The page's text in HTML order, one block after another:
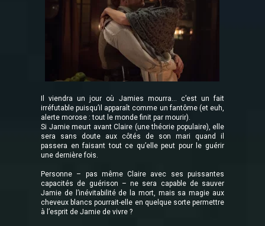
Il viendra un jour où Jamies mourra... c’est un fait
irréfutable puisqu’il apparaît comme un fantôme (et euh,
alerte morose : tout le monde finit par mourir).
Si Jamie meurt avant Claire (une théorie populaire), elle
sera sans doute aux côtés de son mari quand il
passera en faisant tout ce qu’elle peut pour le guérir
une dernière fois.
Personne – pas même Claire avec ses puissantes
capacités de guérison – ne sera capable de sauver
Jamie de l’inévitabilité de la mort, mais sa magie aux
cheveux blancs pourrait-elle en quelque sorte permettre
à l’esprit de Jamie de vivre ?